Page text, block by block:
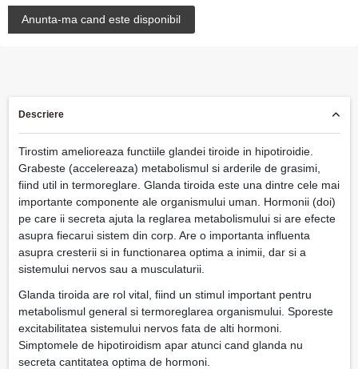
Descriere
Tirostim amelioreaza functiile glandei tiroide in hipotiroidie.
Grabeste (accelereaza) metabolismul si arderile de grasimi,
fiind util in termoreglare. Glanda tiroida este una dintre cele mai
importante componente ale organismului uman. Hormonii (doi)
pe care ii secreta ajuta la reglarea metabolismului si are efecte
asupra fiecarui sistem din corp. Are o importanta influenta
asupra cresterii si in functionarea optima a inimii, dar si a
sistemului nervos sau a musculaturii.
Glanda tiroida are rol vital, fiind un stimul important pentru
metabolismul general si termoreglarea organismului. Sporeste
excitabilitatea sistemului nervos fata de alti hormoni.
Simptomele de hipotiroidism apar atunci cand glanda nu
secreta cantitatea optima de hormoni.